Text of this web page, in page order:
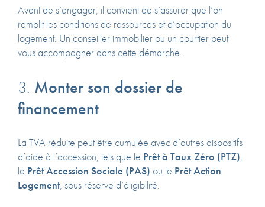
Avant de s’engager, il convient de s’assurer que l’on
remplit les conditions de ressources et d’occupation du
logement. Un conseiller immobilier ou un courtier peut
vous accompagner dans cette démarche.
3. Monter son dossier de
financement
La TVA réduite peut être cumulée avec d’autres dispositifs
d’aide à l’accession, tels que le Prêt à Taux Zéro (PTZ),
le Prêt Accession Sociale (PAS) ou le Prêt Action
Logement, sous réserve d’éligibilité.